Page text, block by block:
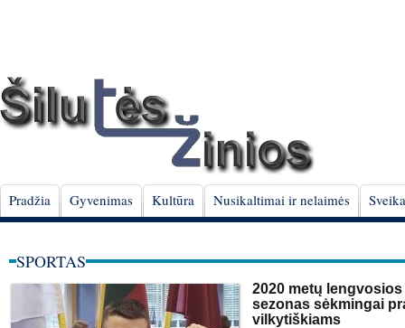
Pradžia Gyvenimas Kultūra Nusikaltimai ir nelaimės
SPORTAS
2020 metų
sezonas sėkmingai
vilkytiškiams